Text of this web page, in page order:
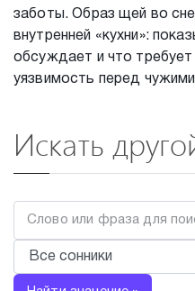
заботы. Образ щей во
внутренней «кухни»:
обсуждает и что требует
уязвимость перед
Искать